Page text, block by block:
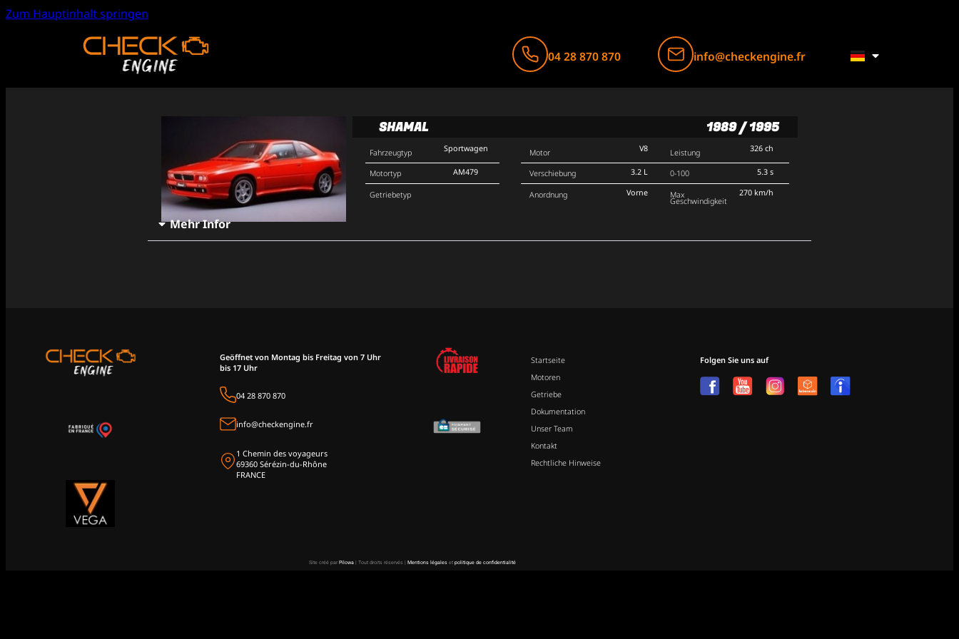
Zum Hauptinhalt springen
04 28 870 870 info@checkengine.fr
SHAMAL 1989 / 1995
Fahrzeugtyp
Motortyp
Getriebetyp
Sportwagen
AM479
Motor
Verschiebung
Anordnung
V8
3.2 L
Vorne
Leistung
0-100
Max
Geschwindigkeit
326 ch
5.3 s
270 km/h
Mehr Infor
Geöffnet von Montag bis Freitag von 7 Uhr
bis 17 Uhr
04 28 870 870
info@checkengine.fr
1 Chemin des voyageurs
69360 Sérézin-du-Rhône
FRANCE
Startseite
Motoren
Getriebe
Dokumentation
Unser Team
Kontakt
Rechtliche Hinweise
Folgen Sie uns auf
Site créé par Pilowa | Tout droits réservés | Mentions légales et politique de confidentialité